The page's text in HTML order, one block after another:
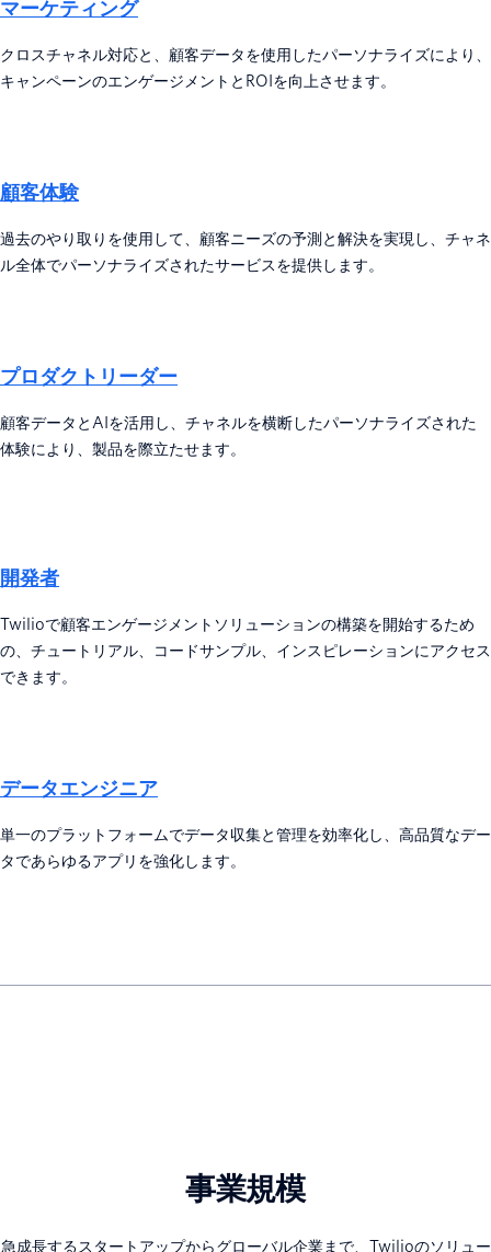
マーケティング
クロスチャネル対応と、顧客データを使用したパーソナライズにより、
キャンペーンのエンゲージメントとROIを向上させます。
顧客体験
過去のやり取りを使用して、顧客ニーズの予測と解決を実現し、チャネ
ル全体でパーソナライズされたサービスを提供します。
プロダクトリーダー
顧客データとAIを活用し、チャネルを横断したパーソナライズされた
体験により、製品を際立たせます。
開発者
Twilioで顧客エンゲージメントソリューションの構築を開始するため
の、チュートリアル、コードサンプル、インスピレーションにアクセス
できます。
データエンジニア
単一のプラットフォームでデータ収集と管理を効率化し、高品質なデー
タであらゆるアプリを強化します。
事業規模
急成長するスタートアップからグローバル企業まで、Twilioのソリュー